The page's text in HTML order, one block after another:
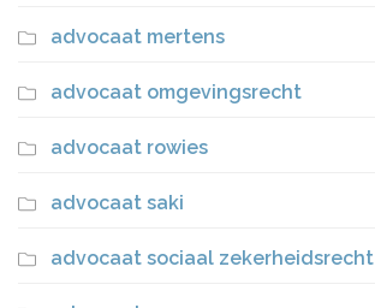
advocaat mertens
advocaat omgevingsrecht
advocaat rowies
advocaat saki
advocaat sociaal zekerheidsrecht